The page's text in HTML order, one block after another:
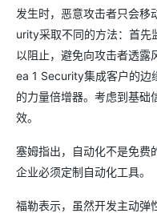
发生时，恶意攻击者只会移
urity采取不同的方法：首先
以阻止，避免向攻击者透露
ea 1 Security集成客户的边
的力量倍增器。考虑到基础
效。
塞姆指出，自动化不是免费
企业必须定制自动化工具。
福勒表示，虽然开发主动弹